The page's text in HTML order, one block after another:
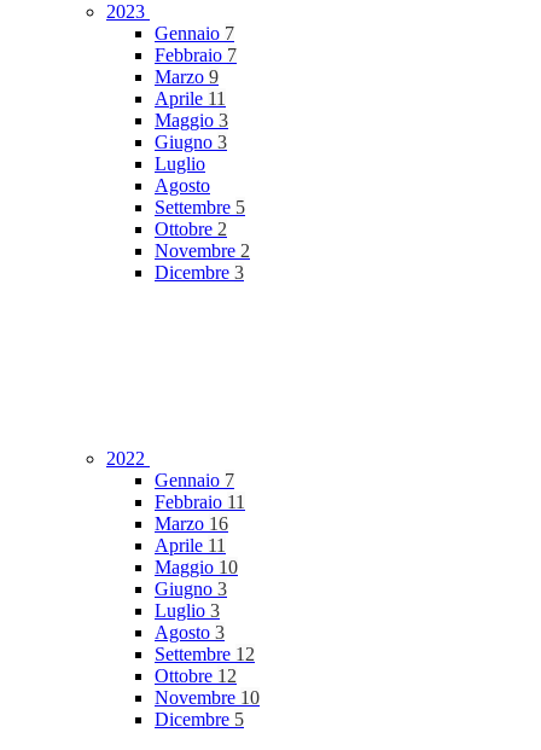
2023
Gennaio 7
Febbraio 7
Marzo 9
Aprile 11
Maggio 3
Giugno 3
Luglio
Agosto
Settembre 5
Ottobre 2
Novembre 2
Dicembre 3
2022
Gennaio 7
Febbraio 11
Marzo 16
Aprile 11
Maggio 10
Giugno 3
Luglio 3
Agosto 3
Settembre 12
Ottobre 12
Novembre 10
Dicembre 5